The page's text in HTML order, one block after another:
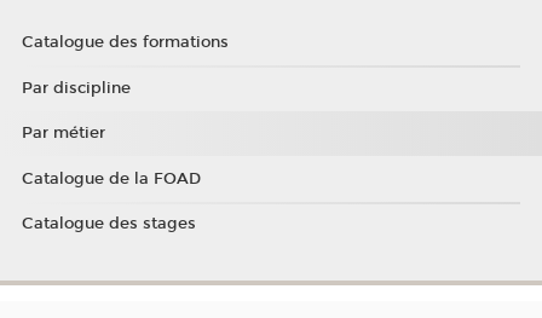
Catalogue des formations
Par discipline
Par métier
Catalogue de la FOAD
Catalogue des stages